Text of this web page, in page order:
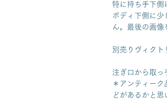
特に持ち手下側
ボディ下側に少
ん。最後の画像
別売りヴィクト
注ぎ口から取
＊アンティー
どがあるかと